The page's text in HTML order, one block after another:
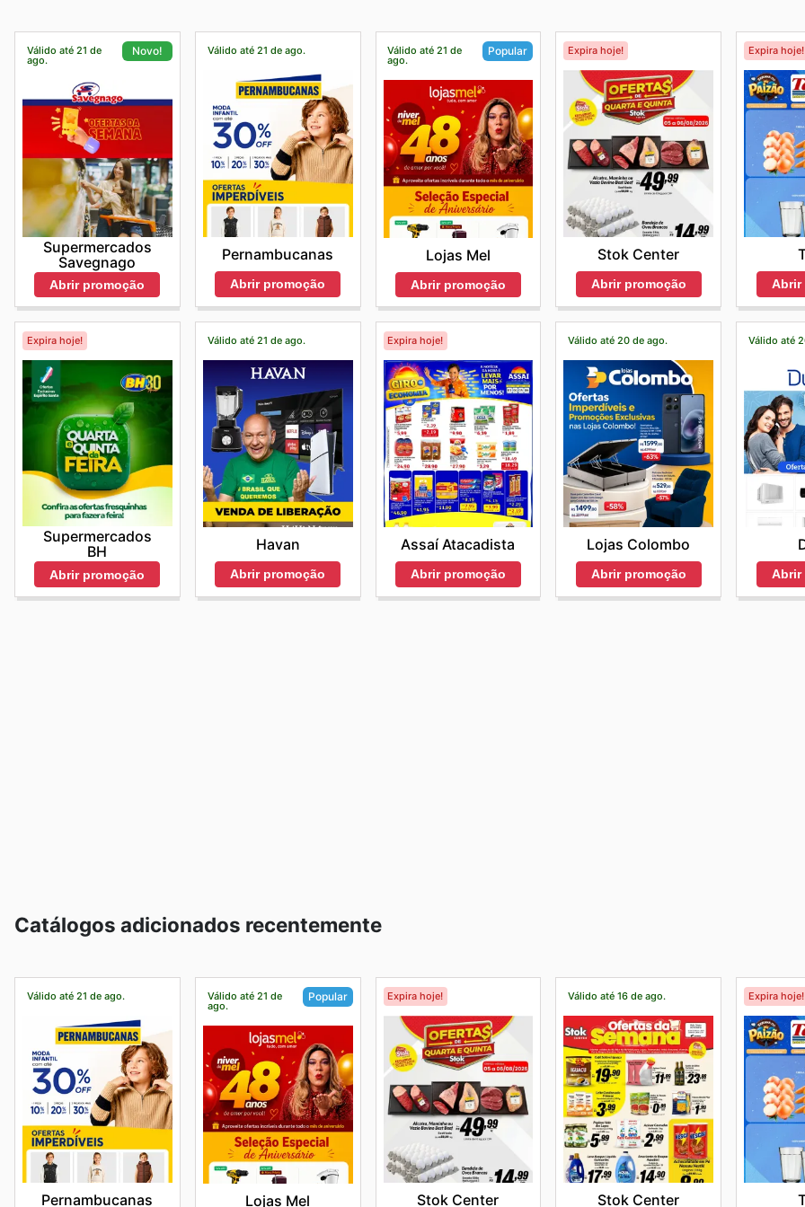
Válido até 21 de
ago.
Novo!
Supermercados
Savegnago
Abrir promoção
Válido até 21 de ago.
Pernambucanas
Abrir promoção
Válido até 21 de
ago.
Popular
Lojas Mel
Abrir promoção
Expira hoje!
Stok Center
Abrir promoção
Expira hoje!
Abrir
Expira hoje!
Supermercados
BH
Abrir promoção
Válido até 21 de ago.
Havan
Abrir promoção
Expira hoje!
Assaí Atacadista
Abrir promoção
Válido até 20 de ago.
Lojas Colombo
Abrir promoção
Válido até
Abrir
Catálogos adicionados recentemente
Válido até 21 de ago.
Pernambucanas
Válido até 21 de
ago.
Popular
Lojas Mel
Expira hoje!
Stok Center
Válido até 16 de ago.
Stok Center
Expira hoje!